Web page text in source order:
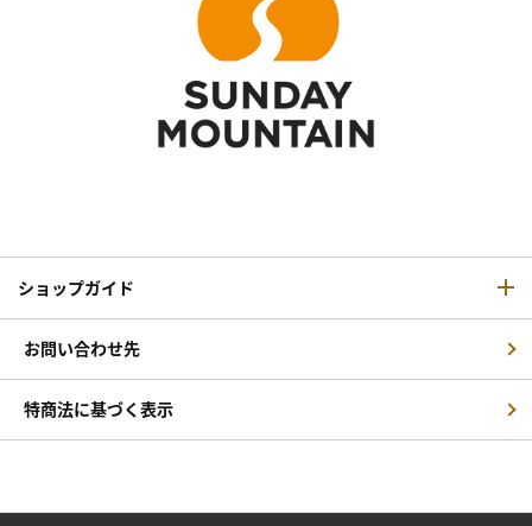
ショップガイド
お問い合わせ先
特商法に基づく表示